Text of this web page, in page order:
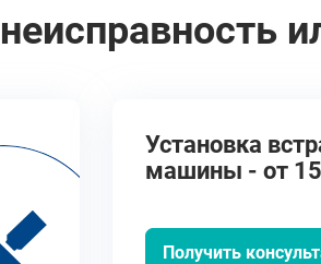
Установка
машины - от
Получить